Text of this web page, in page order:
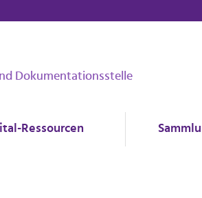
Dokumentationsstelle
Ressourcen